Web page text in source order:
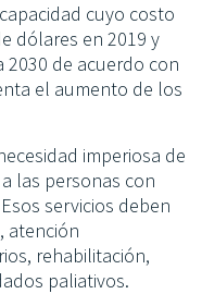
cuyo costo
dólares en 2019 y
de acuerdo con
el aumento de los
imperiosa de
las personas con
servicios deben
atención
rehabilitación,
paliativos.